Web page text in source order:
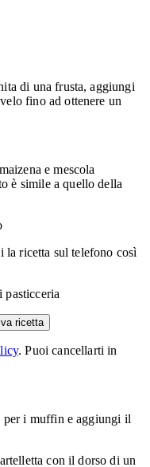
di una frusta, aggiungi
fino ad ottenere un
e mescola
è simile a quello della
ricetta sul telefono così
pasticceria
ricetta
. Puoi cancellarti in
i muffin e aggiungi il
con il dorso di un